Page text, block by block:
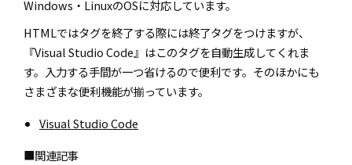
Windows・LinuxのOSに対応しています。
HTMLではタグを終了する際には終了タグをつけますが、
『Visual Studio Code』はこのタグを自動生成してくれま
す。入力する手間が一つ省けるので便利です。そのほかにも
さまざまな便利機能が揃っています。
Visual Studio Code
■関連記事